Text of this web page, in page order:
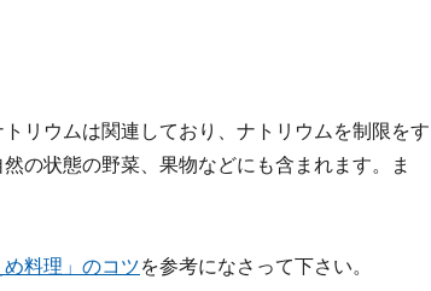
リウムは関連しており、ナトリウムを制限をす
の状態の野菜、果物などにも含まれます。ま
料理」のコツを参考になさって下さい。